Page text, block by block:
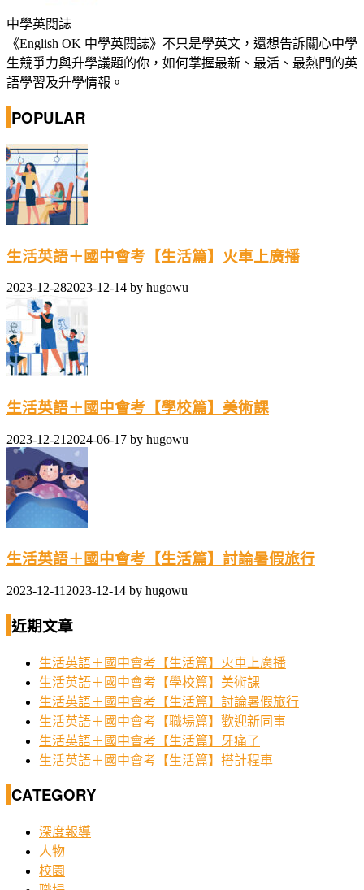
中學英閱誌
《English OK 中學英閱誌》不只是學英文，還想告訴關心中學
生競爭力與升學議題的你，如何掌握最新、最活、最熱門的英
語學習及升學情報。
POPULAR
生活英語＋國中會考【生活篇】火車上廣播
2023-12-282023-12-14 by hugowu
生活英語＋國中會考【學校篇】美術課
2023-12-21 2024-06-17 by hugowu
生活英語＋國中會考【生活篇】討論暑假旅行
2023-12-11 2023-12-14 by hugowu
近期文章
生活英語＋國中會考【生活篇】火車上廣播
生活英語＋國中會考【學校篇】美術課
生活英語＋國中會考【生活篇】討論暑假旅行
生活英語＋國中會考【職場篇】歡迎新同事
生活英語＋國中會考【生活篇】牙痛了
生活英語＋國中會考【生活篇】搭計程車
CATEGORY
深度報導
人物
校園